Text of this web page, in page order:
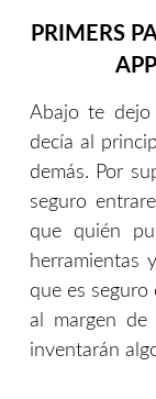
PRIMERS
Abajo te
decía al
demás. Por
seguro
que quién
herramientas
que es
al margen de
inventarán